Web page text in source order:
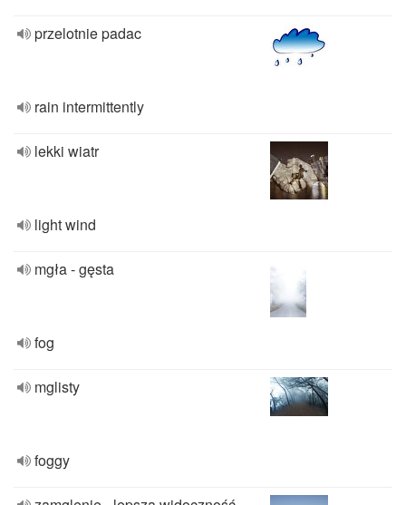
przelotnie padac
rain intermittently
lekki wiatr
light wind
mgła - gęsta
fog
mglisty
foggy